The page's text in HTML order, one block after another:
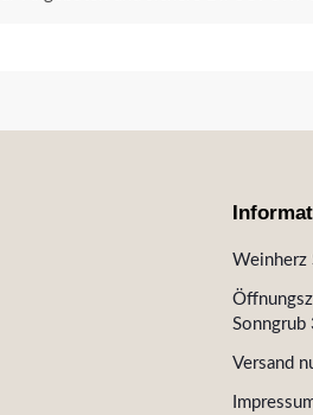
Weinherz
Sonngrub
Versand